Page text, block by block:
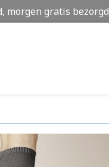
morgen gratis bezorgd